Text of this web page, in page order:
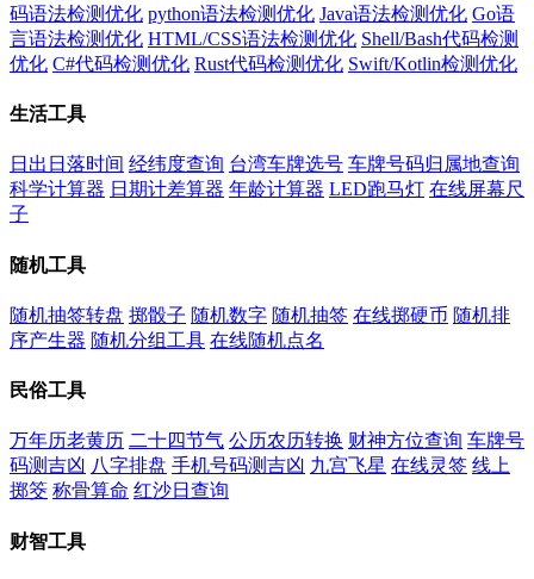
码语法检测优化 python语法检测优化 Java语法检测优化 Go语
言语法检测优化 HTML/CSS语法检测优化 Shell/Bash代码检测
优化 C#代码检测优化 Rust代码检测优化 Swift/Kotlin检测优化
生活工具
日出日落时间 经纬度查询 台湾车牌选号 车牌号码归属地查询
科学计算器 日期计差算器 年龄计算器 LED跑马灯 在线屏幕尺
子
随机工具
随机抽签转盘 掷骰子 随机数字 随机抽签 在线掷硬币 随机排
序产生器 随机分组工具 在线随机点名
民俗工具
万年历老黄历 二十四节气 公历农历转换 财神方位查询 车牌号
码测吉凶 八字排盘 手机号码测吉凶 九宫飞星 在线灵签 线上
掷筊 称骨算命 红沙日查询
财智工具